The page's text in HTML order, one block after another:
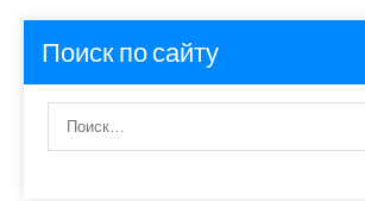
Поиск по сайту